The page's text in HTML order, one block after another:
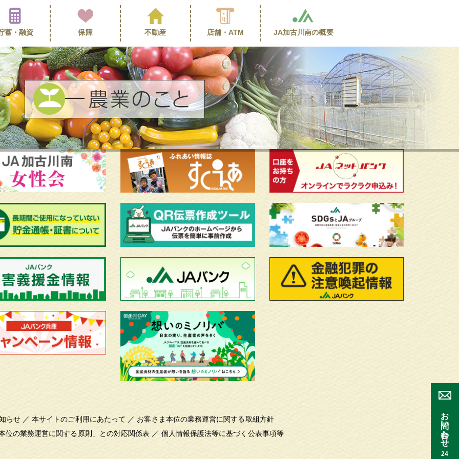
蓄・ 融資 保障 不動産 店舗・ ATM JA加古川南の概要
お問い合わせ
24
らせ ／本サイトのご利用にあたって ／ お客さま本位の業務運営に関する取組方針
位の業務運営に関する原則」との対応関係表 ／ 個人情報保護法等に基づく公表事項等